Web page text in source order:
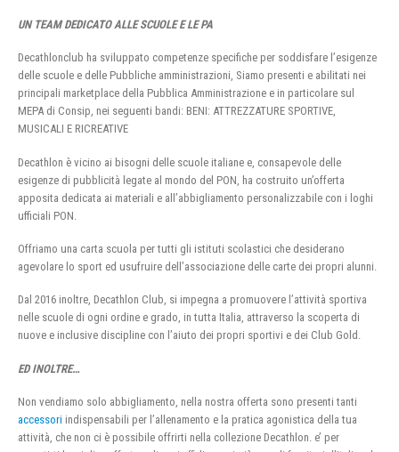
UN TEAM DEDICATO ALLE SCUOLE E LE PA
Decathlonclub ha sviluppato competenze specifiche per soddisfare l’esigenze
delle scuole e delle Pubbliche amministrazioni, Siamo presenti e abilitati nei
principali marketplace della Pubblica Amministrazione e in particolare sul
MEPA di Consip, nei seguenti bandi: BENI: ATTREZZATURE SPORTIVE,
MUSICALI E RICREATIVE
Decathlon è vicino ai bisogni delle scuole italiane e, consapevole delle
esigenze di pubblicità legate al mondo del PON, ha costruito un’offerta
apposita dedicata ai materiali e all’abbigliamento personalizzabile con i loghi
ufficiali PON.
Offriamo una carta scuola per tutti gli istituti scolastici che desiderano
agevolare lo sport ed usufruire dell’associazione delle carte dei propri alunni.
Dal 2016 inoltre, Decathlon Club, si impegna a promuovere l’attività sportiva
nelle scuole di ogni ordine e grado, in tutta Italia, attraverso la scoperta di
nuove e inclusive discipline con l’aiuto dei propri sportivi e dei Club Gold.
ED INOLTRE…
Non vendiamo solo abbigliamento, nella nostra offerta sono presenti tanti
accessori indispensabili per l’allenamento e la pratica agonistica della tua
attività, che non ci è possibile offrirti nella collezione Decathlon. e’ per